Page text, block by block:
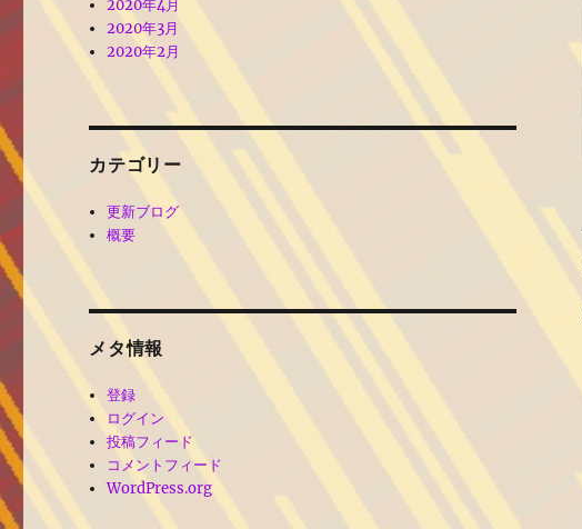
2020年4月
2020年3月
2020年2月
カテゴリー
更新ブログ
概要
メタ情報
登録
ログイン
投稿フィード
コメントフィード
WordPress.org